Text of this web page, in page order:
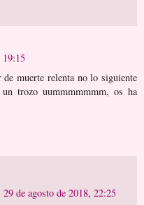
19:15
de muerte relenta no lo siguiente
un trozo uummmmmmm, os ha
29 de agosto de 2018, 22:25